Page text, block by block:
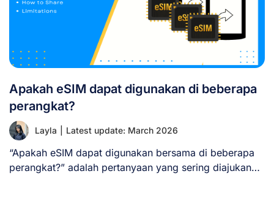
Apakah eSIM dapat digunakan di beberapa
perangkat?
Layla Latest update: March 2026
“Apakah eSIM dapat digunakan bersama di beberapa
perangkat?” adalah pertanyaan yang sering diajukan